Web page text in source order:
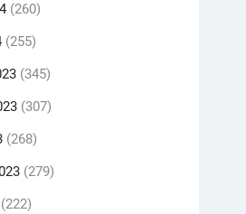
(260)
(255)
(345)
(307)
(268)
(279)
(222)